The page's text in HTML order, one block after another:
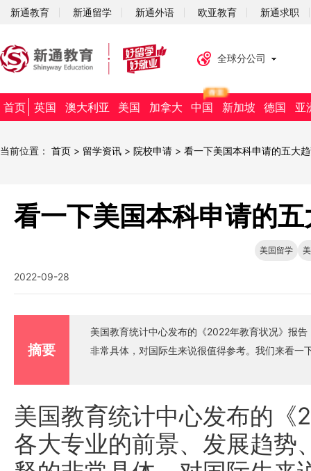
新通教育 新通留学 新通外语 欧亚教育 新通求职
全球分公司
首页 英国 澳大利亚 美国 加拿大 中国 新加坡 德国 亚
当前位置： 首页 > 留学资讯 > 院校申请 > 看一下美国本科申请的五大
看一下美国本科申请的
美国留学
2022-09-28
摘要
美国教育统计中心发布的《2022年教育状况》报
非常具体，对国际生来说很值得参考。我们来看一
美国教育统计中心发布的
各大专业的前景、发展趋势